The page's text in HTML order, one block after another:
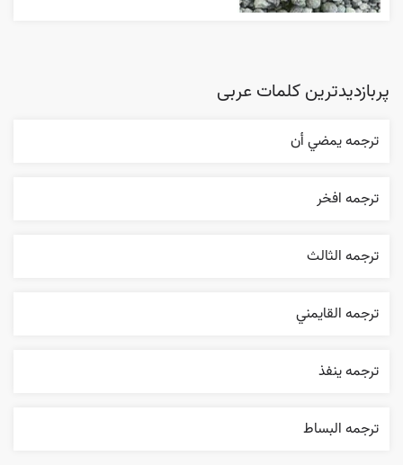
پربازدیدترین کلمات عربی
ترجمه يمضي أن
ترجمه افخر
ترجمه الثالث
ترجمه القایمني
ترجمه ينفذ
ترجمه البساط